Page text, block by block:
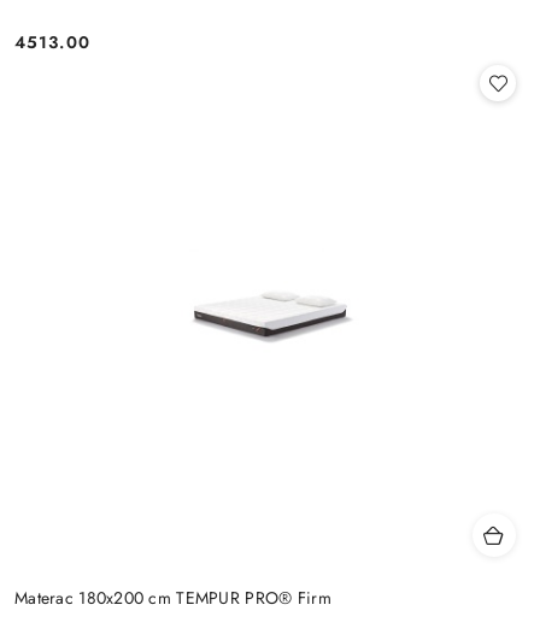
Cena:
4513.00
Materac 180x200 cm TEMPUR PRO® Firm